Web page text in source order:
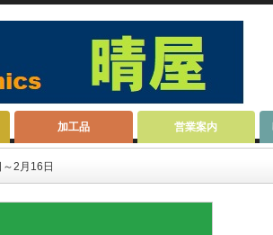
加工品 営業案内
～2月16日